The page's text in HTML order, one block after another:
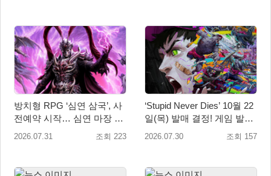
방치형 RPG ‘심연 삼국’, 사
전예약 시작… 심연 마장 수
집·육성 예고
2026.07.31 조회 223
‘Stupid Never Dies’ 10월 22
일(목) 발매 결정! 게임 발매
에 앞서 주제가 음원 선공개
2026.07.30 조회 157